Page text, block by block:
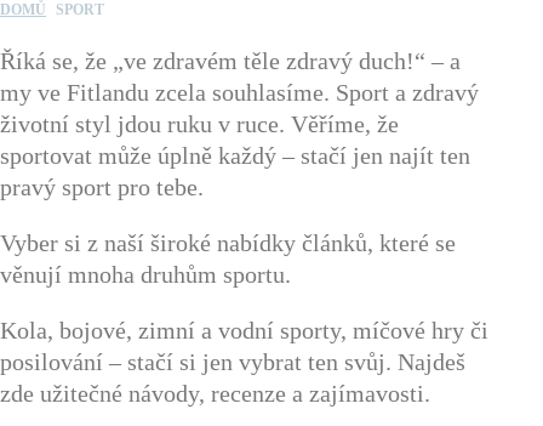
DOMŮ SPORT
Říká se, že „ve zdravém těle zdravý duch!“ – a
my ve Fitlandu zcela souhlasíme. Sport a zdravý
životní styl jdou ruku v ruce. Věříme, že
sportovat může úplně každý – stačí jen najít ten
pravý sport pro tebe.
Vyber si z naší široké nabídky článků, které se
věnují mnoha druhům sportu.
Kola, bojové, zimní a vodní sporty, míčové hry či
posilování – stačí si jen vybrat ten svůj. Najdeš
zde užitečné návody, recenze a zajímavosti.